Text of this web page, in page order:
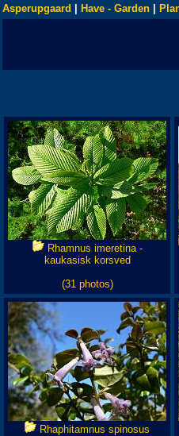
Asperupgaard Have - Garden
Rhamnus imeretina -
kaukasisk korsved
(31 photos)
Rhaphitamnus spinosus